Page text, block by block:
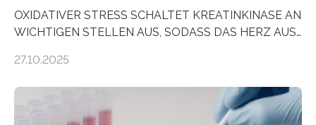
OXIDATIVER STRESS SCHALTET KREATINKINASE AN
WICHTIGEN STELLEN AUS, SODASS DAS HERZ AUS
aus dem Deutschen Zentrum für Herzinsuffizienz
im Journal Circulation, warum der Energietransport bei
der Hypertrophen Kardiomyopathie (HCM) versagen
27.10.2025